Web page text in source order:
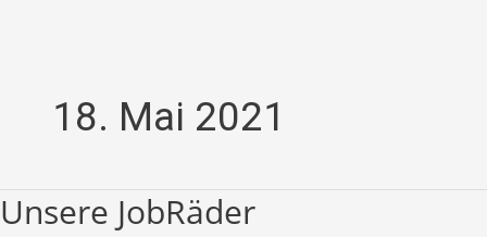
18. Mai 2021
Unsere JobRäder
Unsere